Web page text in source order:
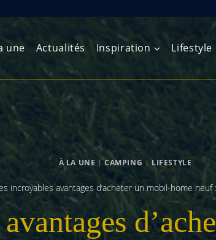
une Actualités Inspiration Lifestyle
Europe du Nord
Europe centrale
Europe de l’Est
Balkans
Antilles et Caraïbes
Amérique du Sud
À LA UNE |CAMPING | LIFESTYLE
incroyables avantages d’acheter un mobil-home